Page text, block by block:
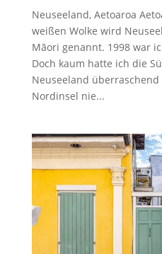
Neuseeland, Aetoaroa
weißen Wolke wird
Māori genannt. 1998 war
Doch kaum hatte ich die
Neuseeland
Nordinsel nie...